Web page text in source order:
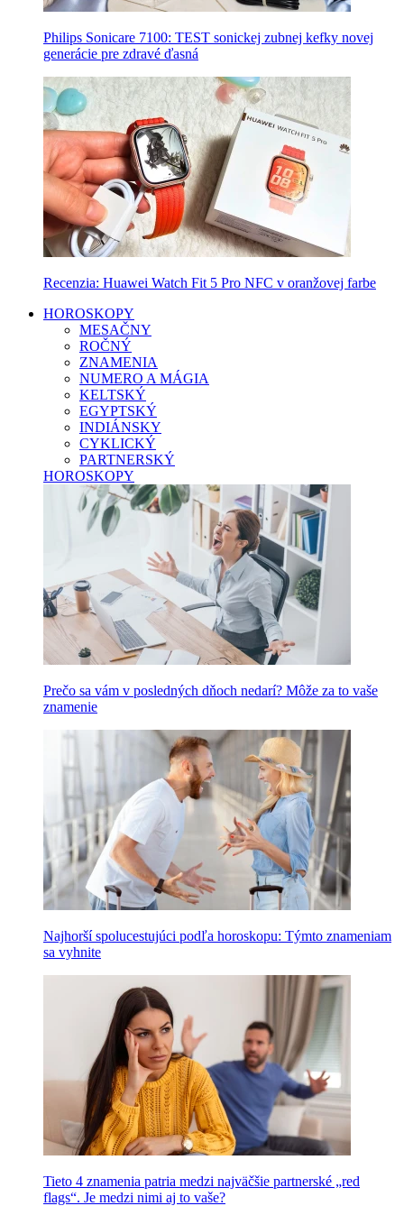
Philips Sonicare 7100: TEST sonickej zubnej kefky novej
generácie pre zdravé ďasná
Recenzia: Huawei Watch Fit 5 Pro NFC v oranžovej farbe
HOROSKOPY
MESAČNY
ROČNÝ
ZNAMENIA
NUMERO A MÁGIA
KELTSKÝ
EGYPTSKÝ
INDIÁNSKY
CYKLICKÝ
PARTNERSKÝ
HOROSKOPY
Prečo sa vám v posledných dňoch nedarí? Môže za to vaše
znamenie
Najhorší spolucestujúci podľa horoskopu: Týmto znameniam
sa vyhnite
Tieto 4 znamenia patria medzi najväčšie partnerské „red
flags“. Je medzi nimi aj to vaše?